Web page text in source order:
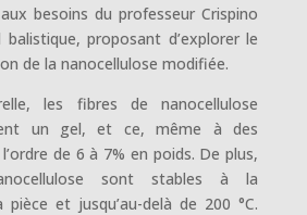
besoins du professeur Crispino
proposant d’explorer le
de la nanocellulose modifiée.
les fibres de nanocellulose
un gel, et ce, même à des
de 6 à 7% en poids. De plus,
sont stables à la
et jusqu’au-delà de 200 °C.